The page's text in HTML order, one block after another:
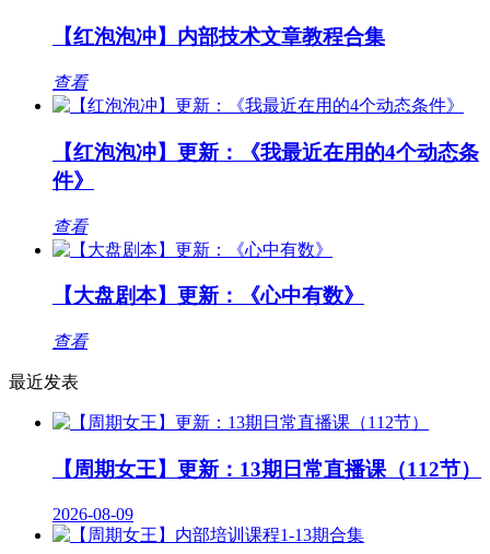
【红泡泡冲】内部技术文章教程合集
查看
【红泡泡冲】更新：《我最近在用的4个动态条
件》
查看
【大盘剧本】更新：《心中有数》
查看
最近发表
【周期女王】更新：13期日常直播课（112节）
2026-08-09